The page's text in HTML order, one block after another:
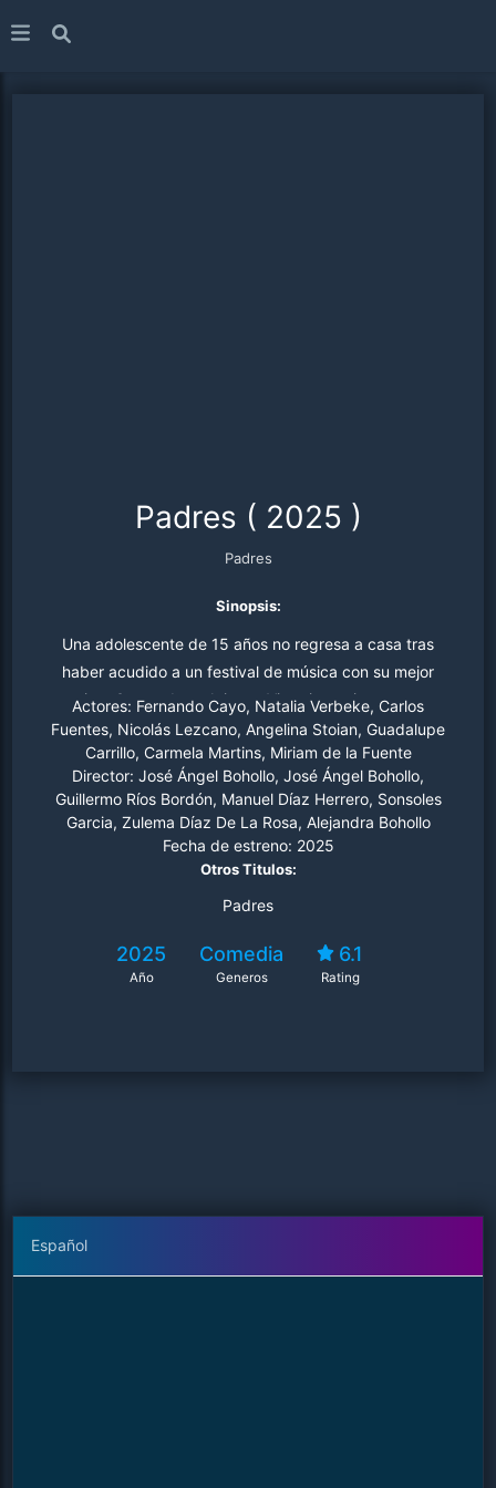
Padres ( 2025 )
Padres
Sinopsis:
Una adolescente de 15 años no regresa a casa tras
haber acudido a un festival de música con su mejor
amiga. Sus padres, Jaime y Victoria, recientemente
divorciados, se reúnen en su antiguo chalet común para
encontrar a su hija. Todo resulta más misterioso cuando
descubren dónde se encuentra la ubicación de su móvil.
Comienza así una búsqueda desesperada.
Actores: Fernando Cayo, Natalia Verbeke, Carlos
Fuentes, Nicolás Lezcano, Angelina Stoian, Guadalupe
Carrillo, Carmela Martins, Miriam de la Fuente
Director: José Ángel Bohollo, José Ángel Bohollo,
Guillermo Ríos Bordón, Manuel Díaz Herrero, Sonsoles
Garcia, Zulema Díaz De La Rosa, Alejandra Bohollo
Fecha de estreno: 2025
Otros Titulos:
Padres
2025
Año
Comedia
Generos
6.1
Rating
Español